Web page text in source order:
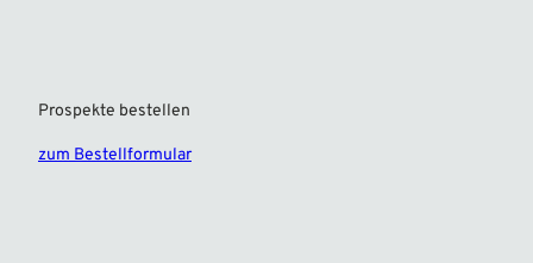
Prospekte bestellen
zum Bestellformular